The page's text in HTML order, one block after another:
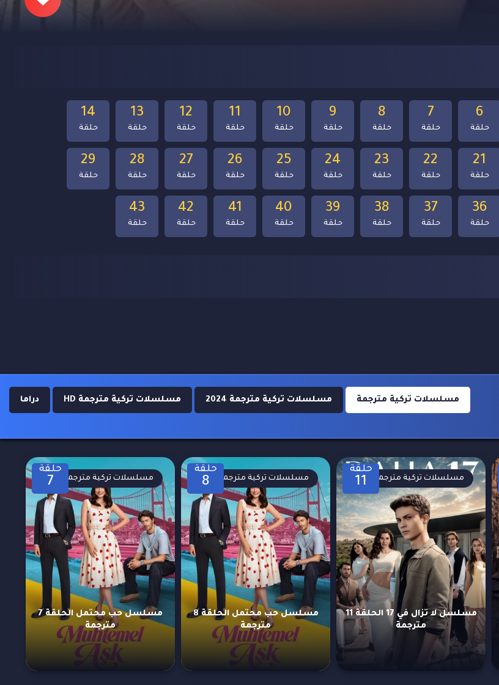
43
حلقة
42
حلقة
41
حلقة
40
حلقة
39
حلقة
38
حلقة
37
حلقة
36
حلقة
29
حلقة
28
حلقة
27
حلقة
26
حلقة
25
حلقة
24
حلقة
23
حلقة
22
حلقة
21
حلقة
14
حلقة
13
حلقة
12
حلقة
11
حلقة
10
حلقة
9
حلقة
8
حلقة
7
حلقة
6
حلقة
مسلسلات تركية مترجمة مسلسلات تركية مترجمة 2024 مسلسلات تركية مترجمة HD دراما
حلقة
11
مسلسل لا تزال في 17 الحلقة 11
مترجمة
مسلسلات تركية مترجمة
حلقة
8
مسلسل حب محتمل الحلقة 8
مترجمة
مسلسلات تركية مترجمة
حلقة
7
مسلسل حب محتمل الحلقة 7
مترجمة
مسلسلات تركية مترجمة